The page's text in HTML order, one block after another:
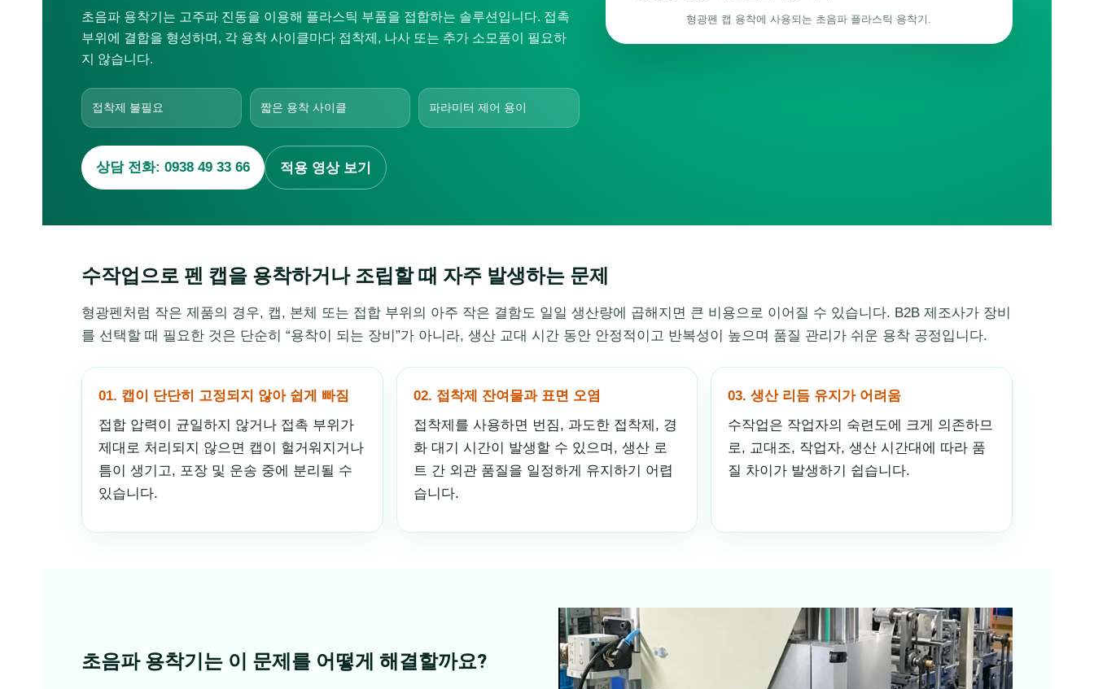
초음파 용착기는 고주파 진동을 이용해 플라스틱 부품을 접합하는 솔루션입니다. 접촉
부위에 결합을 형성하며, 각 용착 사이클마다 접착제, 나사 또는 추가 소모품이 필요하
지 않습니다.
접착제 불필요 짧은 용착 사이클 파라미터 제어 용이
상담 전화: 0938 49 33 66 적용 영상 보기
형광펜 캡 용착에 사용되는 초음파 플라스틱 용착기.
수작업으로 펜 캡을 용착하거나 조립할 때 자주 발생하는 문제
형광펜처럼 작은 제품의 경우, 캡, 본체 또는 접합 부위의 아주 작은 결함도 일일 생산량에 곱해지면 큰 비용으로 이어질 수 있습니다. B2B 제조사가 장비
를 선택할 때 필요한 것은 단순히 “용착이 되는 장비”가 아니라, 생산 교대 시간 동안 안정적이고 반복성이 높으며 품질 관리가 쉬운 용착 공정입니다.
01. 캡이 단단히 고정되지 않아 쉽게 빠짐
접합 압력이 균일하지 않거나 접촉 부위가
제대로 처리되지 않으면 캡이 헐거워지거나
틈이 생기고, 포장 및 운송 중에 분리될 수
있습니다.
02. 접착제 잔여물과 표면 오염
접착제를 사용하면 번짐, 과도한 접착제, 경
화 대기 시간이 발생할 수 있으며, 생산 로
트 간 외관 품질을 일정하게 유지하기 어렵
습니다.
03. 생산 리듬 유지가 어려움
수작업은 작업자의 숙련도에 크게 의존하므
로, 교대조, 작업자, 생산 시간대에 따라 품
질 차이가 발생하기 쉽습니다.
초음파 용착기는 이 문제를 어떻게 해결할까요?